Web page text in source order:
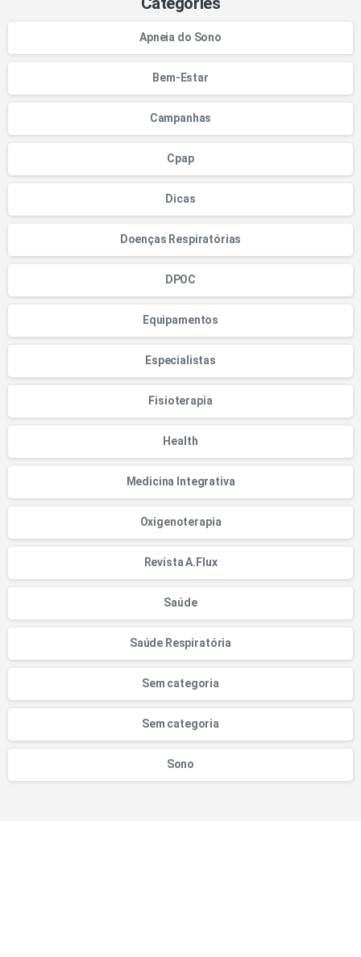
Apneia do Sono
Bem-Estar
Campanhas
Cpap
Dicas
Doenças Respiratórias
DPOC
Equipamentos
Especialistas
Fisioterapia
Health
Medicina Integrativa
Oxigenoterapia
Revista A.Flux
Saúde
Saúde Respiratória
Sem categoria
Sem categoria
Sono